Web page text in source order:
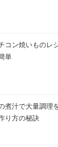
コン焼いものレ
単
煮汁で大量調理
り方の秘訣